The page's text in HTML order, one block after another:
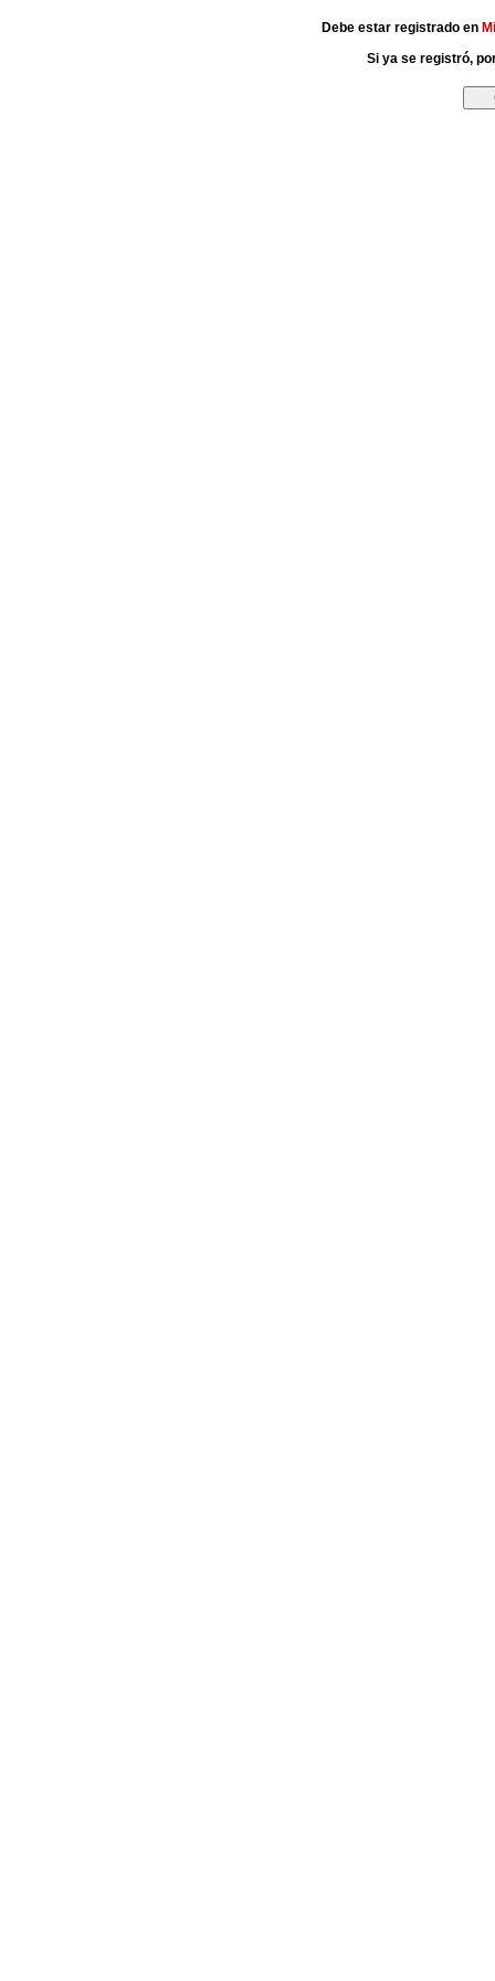
Debe estar registrado en Mi
Si ya se registró,